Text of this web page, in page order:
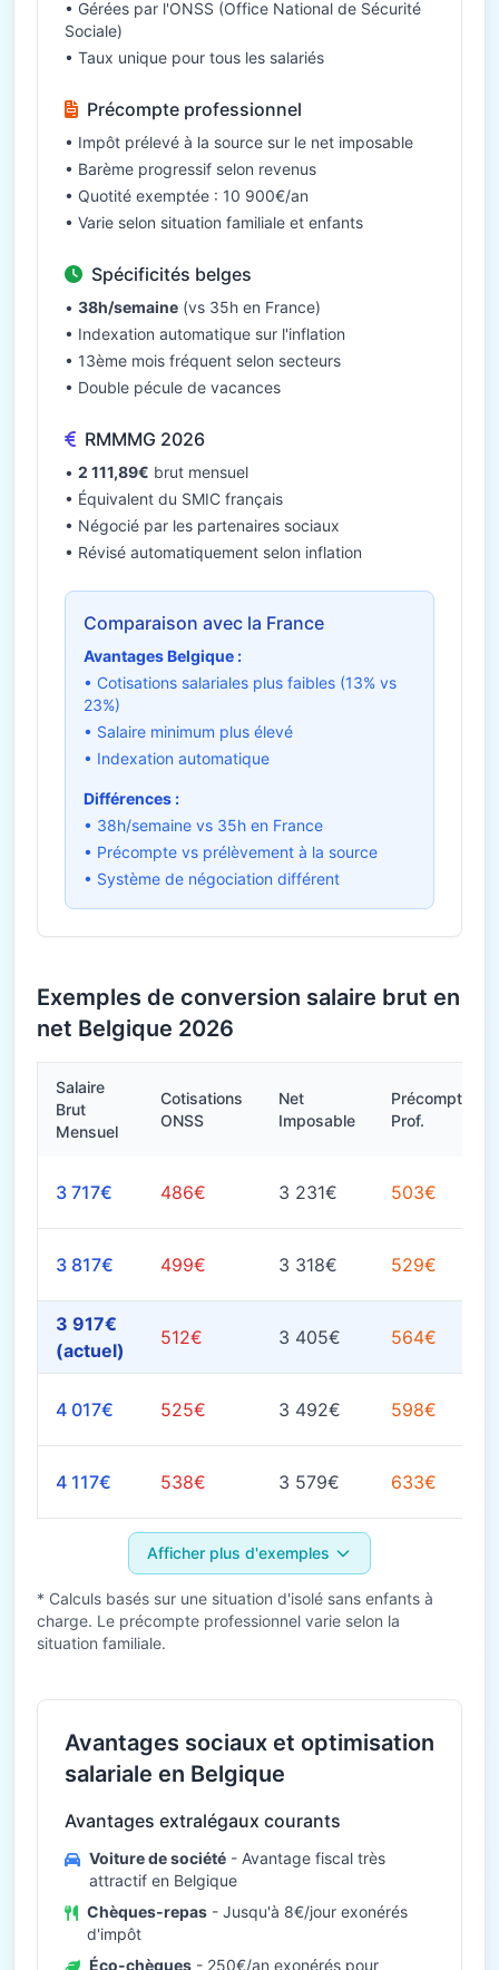
• Gérées par l'ONSS (Office National de Sécurité
Sociale)
• Taux unique pour tous les salariés
Précompte professionnel
• Impôt prélevé à la source sur le net imposable
• Barème progressif selon revenus
• Quotité exemptée : 10 900€/an
• Varie selon situation familiale et enfants
Spécificités belges
• 38h/semaine (vs 35h en France)
• Indexation automatique sur l'inflation
• 13ème mois fréquent selon secteurs
• Double pécule de vacances
RMMMG 2026
• 2 111,89€ brut mensuel
• Équivalent du SMIC français
• Négocié par les partenaires sociaux
• Révisé automatiquement selon inflation
Comparaison avec la France
Avantages Belgique :
• Cotisations salariales plus faibles (13% vs
23%)
• Salaire minimum plus élevé
• Indexation automatique
Différences :
• 38h/semaine vs 35h en France
• Précompte vs prélèvement à la source
• Système de négociation différent
Exemples de conversion salaire brut en
net Belgique 2026
Salaire
Brut
Mensuel
Cotisations
ONSS
Net
Imposable
Précompte
Prof.
3 717€ 486€ 3 231€ 503€
3 817€ 499€ 3 318€ 529€
3 917€
(actuel)
512€ 3 405€ 564€
4 017€ 525€ 3 492€ 598€
4 117€ 538€ 3 579€ 633€
Afficher plus d'exemples
* Calculs basés sur une situation d'isolé sans enfants à
charge. Le précompte professionnel varie selon la
situation familiale.
Avantages sociaux et optimisation
salariale en Belgique
Avantages extralégaux courants
Voiture de société - Avantage fiscal très
attractif en Belgique
Chèques-repas - Jusqu'à 8€/jour exonérés
d'impôt
Éco-chèques - 250€/an exonérés pour